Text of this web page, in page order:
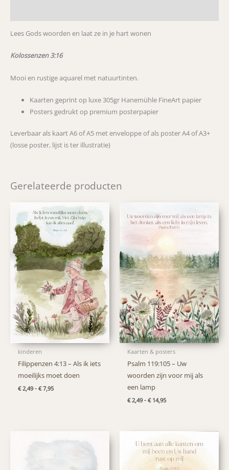
Lees Gods woorden en laat ze in je hart wonen
Kolossenzen 3:16
Mooi en rustige aquarel met natuurtinten.
Kaarten geprint op luxe 305gr Hanemühle FineArt papier
Posters gedrukt op premium posterpapier
Leverbaar als kaart A6 of A5 met enveloppe of als poster A4 of A3+
(losse poster, lijst is ter illustratie)
Gerelateerde producten
kinderen
Filippenzen 4:13 – Als ik iets
moeilijks moet doen
€2,49 - €7,95Prijsklasse:
Kaarten & posters
Psalm 119:105 – Uw
woorden zijn voor mij als
een lamp
€2,49 - €14,95Prijsklasse: